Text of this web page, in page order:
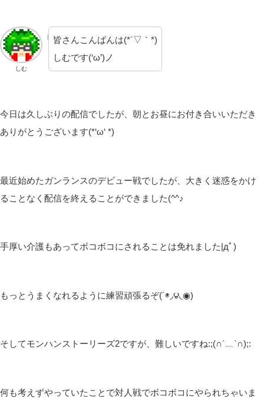
しむ
皆さんこんばんは(*´▽｀*)
しむです(‘ω’)ノ
今日は久しぶりの配信でしたが、朝とお昼にお付き合いいただき
ありがとうございます(*‘ω‘ *)
最近始めたガンランスのデビュー戦でしたが、大きく迷惑をかけ
ることなく配信を終えることができました(^^♪
手厚い介護もあってボコボコにされることは免れました|дﾟ)
もっとうまくなれるように練習頑張るぞ(´◉◞౪◟◉)
そしてモンハンストーリーズ2ですが、難しいですね:;(∩´﹏`∩);:
何も考えずやっていたことで対人戦でボコボコにやられちゃいま